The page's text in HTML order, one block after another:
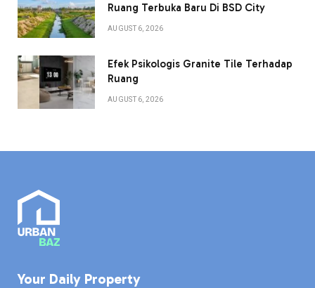
Ruang Terbuka Baru Di BSD City
AUGUST 6, 2026
Efek Psikologis Granite Tile Terhadap
Ruang
AUGUST 6, 2026
Your Daily Property